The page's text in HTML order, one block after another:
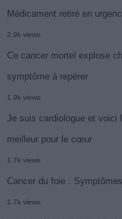
Médicament retiré en
2.9k views
Ce cancer mortel explose
symptôme à repérer
1.9k views
Je suis cardiologue et voici
meilleur pour le cœur
1.7k views
Cancer du foie :
1.7k views